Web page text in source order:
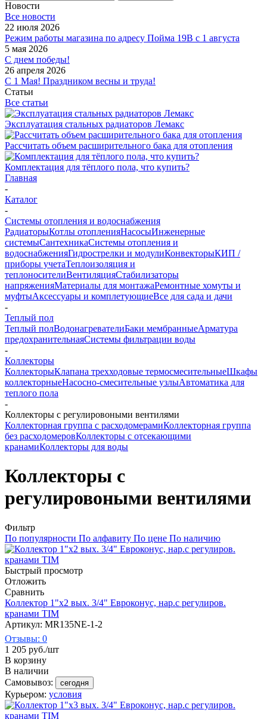
Новости
Все новости
22 июля 2026
Режим работы магазина по адресу Пойма 19В с 1 августа
5 мая 2026
С днем победы!
26 апреля 2026
С 1 Мая! Праздником весны и труда!
Статьи
Все статьи
Эксплуатация стальных радиаторов Лемакс
Рассчитать объем расширительного бака для отопления
Комплектация для тёплого пола, что купить?
Главная
-
Каталог
-
Системы отопления и водоснабжения
РадиаторыКотлы отопленияНасосыИнженерные
системыСантехникаСистемы отопления и
водоснабженияГидрострелки и модулиКонвекторыКИП /
приборы учетаТеплоизоляция и
теплоносителиВентиляцияСтабилизаторы
напряженияМатериалы для монтажаРемонтные хомуты и
муфтыАксессуары и комплетующиеВсе для сада и дачи
-
Теплый пол
Теплый полВодонагревателиБаки мембранныеАрматура
предохранительнаяСистемы фильтрации воды
-
Коллекторы
КоллекторыКлапана трехходовые термосмесительныеШкафы
коллекторныеНасосно-смесительные узлыАвтоматика для
теплого пола
-
Коллекторы с регулировоными вентилями
Коллекторная группа с расходомерамиКоллекторная группа
без расходомеровКоллекторы с отсекающими
кранамиКоллекторы для воды
Коллекторы с
регулировоными вентилями
Фильтр
По популярности По алфавиту По цене По наличию
Быстрый просмотр
Отложить
Сравнить
Коллектор 1"х2 вых. 3/4" Евроконус, нар.с регулиров.
кранами TIM
Артикул: MR135NE-1-2
Отзывы: 0
1 205 руб./шт
В корзину
В наличии
Самовывоз:
сегодня
Курьером: условия